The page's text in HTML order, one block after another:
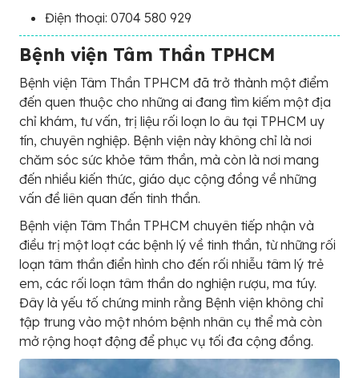
Điện thoại: 0704 580 929
Bệnh viện Tâm Thần TPHCM
Bệnh viện Tâm Thần TPHCM đã trở thành một điểm
đến quen thuộc cho những ai đang tìm kiếm một địa
chỉ khám, tư vấn, trị liệu rối loạn lo âu tại TPHCM uy
tín, chuyên nghiệp. Bệnh viện này không chỉ là nơi
chăm sóc sức khỏe tâm thần, mà còn là nơi mang
đến nhiều kiến thức, giáo dục cộng đồng về những
vấn đề liên quan đến tinh thần.
Bệnh viện Tâm Thần TPHCM chuyên tiếp nhận và
điều trị một loạt các bệnh lý về tinh thần, từ những rối
loạn tâm thần điển hình cho đến rối nhiễu tâm lý trẻ
em, các rối loạn tâm thần do nghiện rượu, ma túy.
Đây là yếu tố chứng minh rằng Bệnh viện không chỉ
tập trung vào một nhóm bệnh nhân cụ thể mà còn
mở rộng hoạt động để phục vụ tối đa cộng đồng.